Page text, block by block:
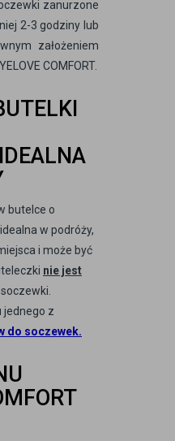
zanurzone
2-3 godziny lub
założeniem
COMFORT.
butelce o
w podróży,
i może być
nie jest
jednego z
do soczewek.